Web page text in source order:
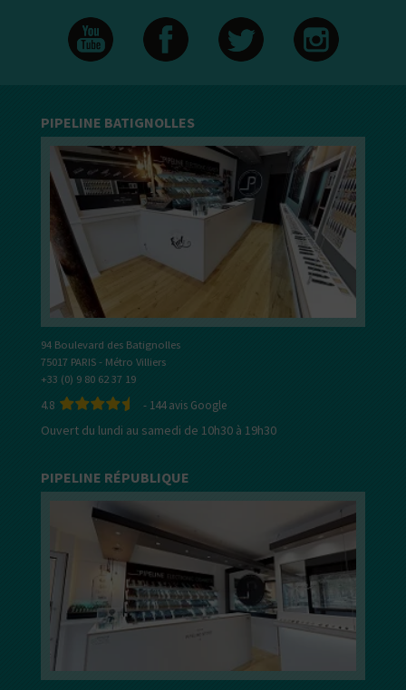
PIPELINE BATIGNOLLES
94 Boulevard des Batignolles
75017 PARIS - Métro Villiers
+33 (0) 9 80 62 37 19
4.8 - 144avis Google
Ouvert du lundi au samedi de 10h30 à 19h30
PIPELINE RÉPUBLIQUE